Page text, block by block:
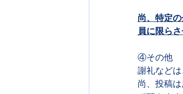
尚、特定
員に限らさ
④その他
謝礼などは
尚、投稿